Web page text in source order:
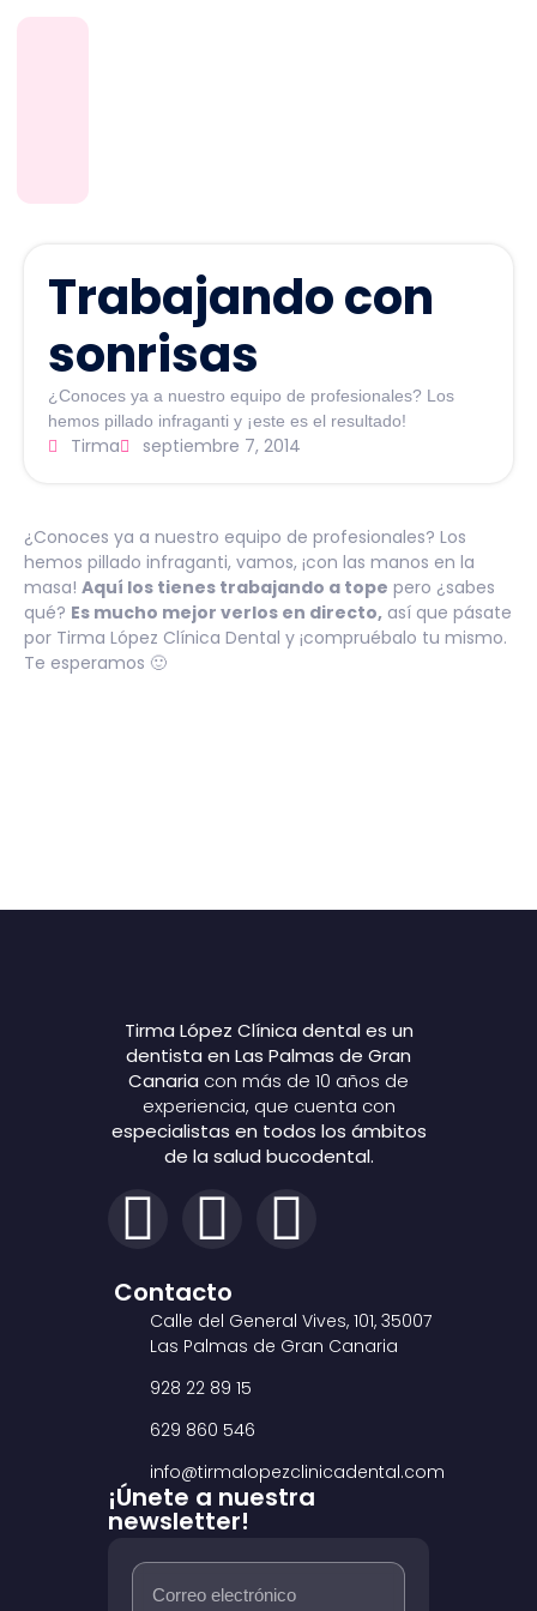
Trabajando con
sonrisas
¿Conoces ya a nuestro equipo de profesionales? Los
hemos pillado infraganti y ¡este es el resultado!
Tirma septiembre 7, 2014
¿Conoces ya a nuestro equipo de profesionales? Los
hemos pillado infraganti, vamos, ¡con las manos en la
masa! Aquí los tienes trabajando a tope pero ¿sabes
qué? Es mucho mejor verlos en directo, así que pásate
por Tirma López Clínica Dental y ¡compruébalo tu mismo.
Te esperamos 🙂
Tirma López Clínica dental es un
dentista en Las Palmas de Gran
Canaria con más de 10 años de
experiencia, que cuenta con
especialistas en todos los ámbitos
de la salud bucodental.
Contacto
Calle del General Vives, 101, 35007
Las Palmas de Gran Canaria
928 22 89 15
629 860 546
info@tirmalopezclinicadental.com
¡Únete a nuestra
newsletter!